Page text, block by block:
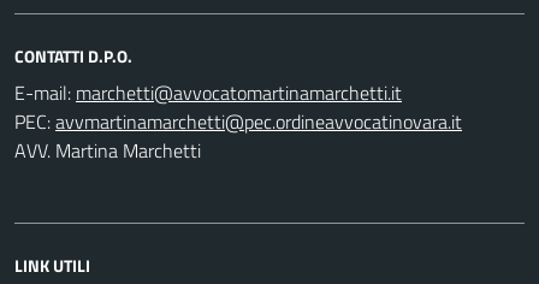
CONTATTI D.P.O.
E-mail:
PEC:
AVV. Martina Marchetti
LINK UTILI